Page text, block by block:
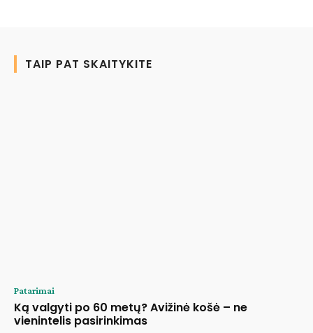
TAIP PAT SKAITYKITE
Patarimai
Ką valgyti po 60 metų? Avižinė košė – ne
vienintelis pasirinkimas